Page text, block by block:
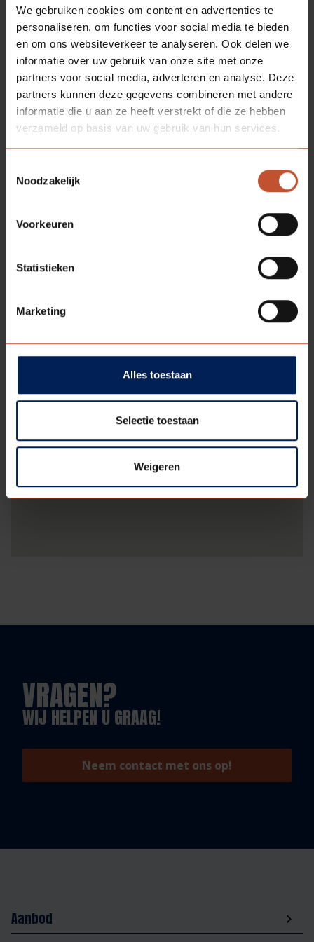
We gebruiken cookies om content en advertenties te
personaliseren, om functies voor social media te bieden
en om ons websiteverkeer te analyseren. Ook delen we
informatie over uw gebruik van onze site met onze
partners voor social media, adverteren en analyse. Deze
partners kunnen deze gegevens combineren met andere
informatie die u aan ze heeft verstrekt of die ze hebben
verzameld op basis van uw gebruik van hun services.
Noodzakelijk
Voorkeuren
Statistieken
Marketing
Alles toestaan
Selectie toestaan
Weigeren
VRAGEN?
WIJ HELPEN U GRAAG!
Neem contact met ons op!
Aanbod